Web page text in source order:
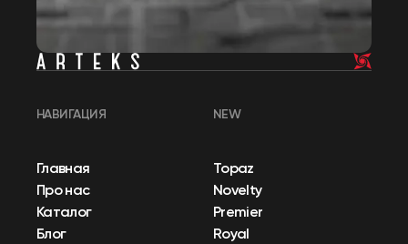
НАВИГАЦИЯ
Главная
Про нас
Каталог
Блог
NEW
Topaz
Novelty
Premier
Royal